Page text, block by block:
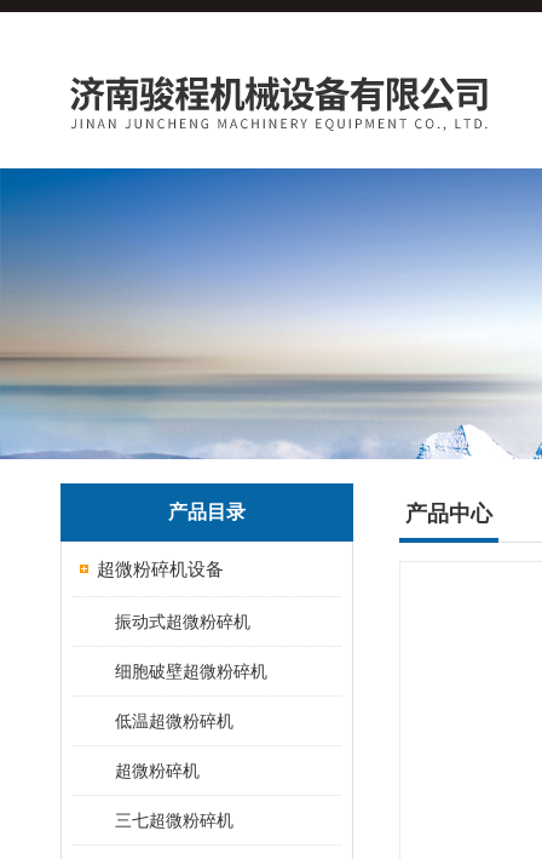
产品目录
超微粉碎机设备
振动式超微粉碎机
细胞破壁超微粉碎机
低温超微粉碎机
超微粉碎机
三七超微粉碎机
产品中心